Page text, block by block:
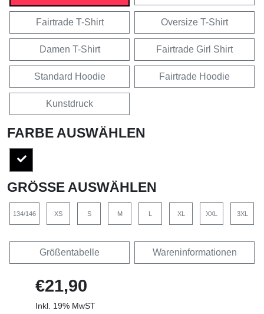
Fairtrade T-Shirt Oversize T-Shirt
Damen T-Shirt Fairtrade Girl Shirt
Standard Hoodie Fairtrade Hoodie
Kunstdruck
FARBE AUSWÄHLEN
GRÖSSE AUSWÄHLEN
134/146 XS S M L XL XXL 3XL
Größentabelle Wareninformationen
€21,90
Inkl. 19% MwST